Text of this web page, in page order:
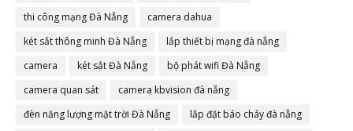
thi công mạng Đà Nẵng
camera dahua
két sắt thông minh Đà Nẵng
lắp thiết bị mạng đà nẵng
camera
két sắt Đà Nẵng
bộ phát wifi Đà Nẵng
camera quan sát
camera kbvision đà nẵng
đèn năng lượng mặt trời Đà Nẵng
lắp đặt báo cháy đà nẵng